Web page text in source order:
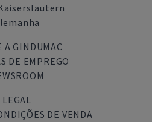
A GINDUMAC
DE EMPREGO
LEGAL
DE VENDA